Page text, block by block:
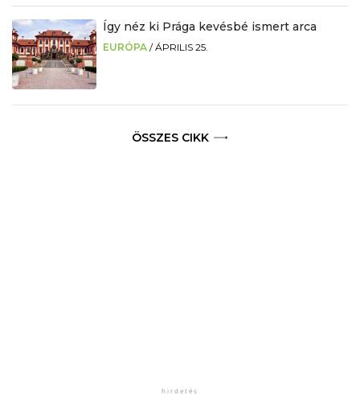
Így néz ki Prága kevésbé ismert arca
EURÓPA /ÁPRILIS 25.
ÖSSZES CIKK